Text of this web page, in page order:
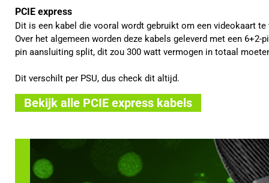
PCIE express
Dit is een kabel die vooral wordt gebruikt om een videokaart
Over het algemeen worden deze kabels geleverd met een
pin aansluiting split, dit zou 300 watt vermogen in totaal
Dit verschilt per PSU, dus check dit altijd.
Bekijk alle PCIE express kabels